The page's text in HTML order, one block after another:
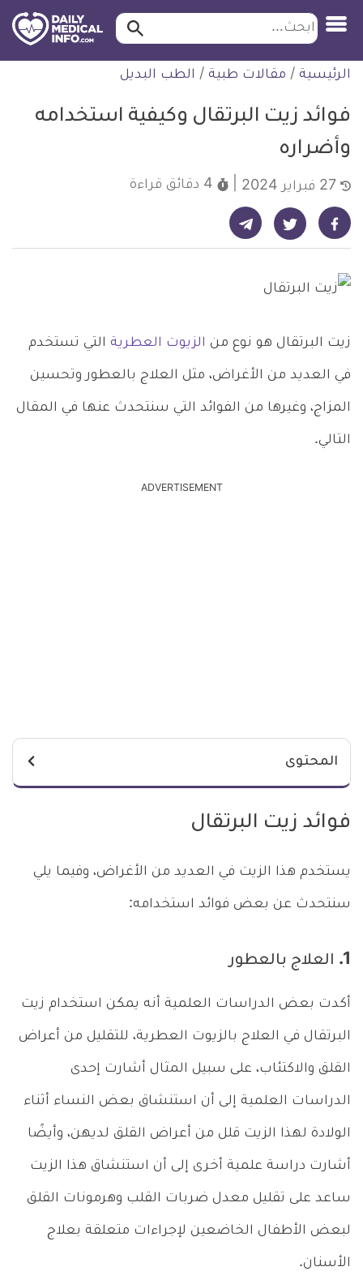
التخطي
للمحتوى
ابحث ابحث…
الرئيسية / مقالات طبية / الطب البديل
فوائد زيت البرتقال وكيفية استخدامه
وأضراره
4 دقائق قراءة
شارك على فيسبوك - ديلي ميديكال انفو شارك على تويتر - ديلي ميديكال انفو شارك على تيليجرام - ديلي ميديكال انفو
زيت البرتقال هو نوع من الزيوت العطرية التي تستخدم
في العديد من الأغراض، مثل العلاج بالعطور وتحسين
المزاج، وغيرها من الفوائد التي سنتحدث عنها في المقال
التالي.
ADVERTISEMENT
المحتوى
فوائد زيت البرتقال
يستخدم هذا الزيت في العديد من الأغراض، وفيما يلي
سنتحدث عن بعض فوائد استخدامه:
1. العلاج بالعطور
أكدت بعض الدراسات العلمية أنه يمكن استخدام زيت
البرتقال في العلاج بالزيوت العطرية، للتقليل من أعراض
القلق والاكتئاب، على سبيل المثال أشارت إحدى
الدراسات العلمية إلى أن استنشاق بعض النساء أثناء
الولادة لهذا الزيت قلل من أعراض القلق لديهن، وأيضًا
أشارت دراسة علمية أخرى إلى أن استنشاق هذا الزيت
ساعد على تقليل معدل ضربات القلب وهرمونات القلق
لبعض الأطفال الخاضعين لإجراءات متعلقة بعلاج
الأسنان.